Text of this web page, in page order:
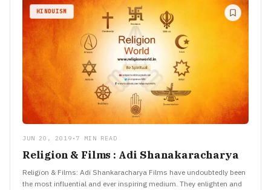
HINDUISM
JUN 20, 2019 • 7 MIN READ
Religion & Films : Adi Shanakaracharya
Religion & Films: Adi Shankaracharya Films have undoubtedly been
the most influential and ever inspiring medium. They enlighten and